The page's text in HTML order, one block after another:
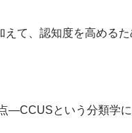
て、認知度を高める
―CCUSという分類学